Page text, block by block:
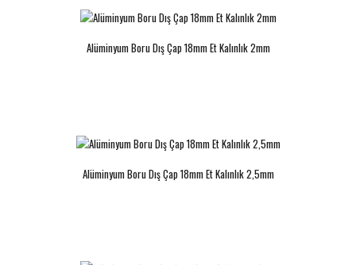
Alüminyum Boru Dış Çap 18mm Et Kalınlık 2mm
Alüminyum Boru Dış Çap 18mm Et Kalınlık 2,5mm